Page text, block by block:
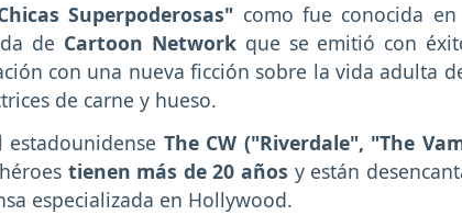
Superpoderosas" como fue conocida en
de Cartoon Networkque se emitió con
con una nueva ficción sobre la vida adulta
de carne y hueso.
The CW ("Riverdale", "The
tienen más de 20 años y están
especializada en Hollywood.